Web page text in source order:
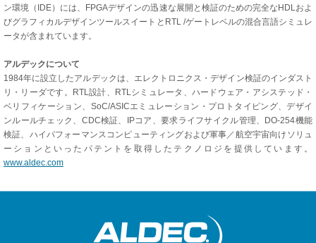
ン環境（IDE）には、FPGAデザインの迅速な展開と検証のための完全なHDLおよ
びグラフィカルデザインツールスイートとRTL /ゲートレベルの混合言語シミュレ
ータが含まれています。
アルデックについて
1984年に設立したアルデックは、エレクトロニクス・デザイン検証のインダスト
リ・リーダです。RTL設計、RTLシミュレータ、ハードウェア・アシステッド・
ベリフィケーション、SoC/ASICエミュレーション・プロトタイピング、デザイ
ンルールチェック、CDC検証、IPコア、要求ライフサイクル管理、DO-254機能
検証、ハイパフォーマンスコンピューティングおよび軍事／航空宇宙向けソリュ
ーションといったパテントを取得したテクノロジを提供しています。
www.aldec.com